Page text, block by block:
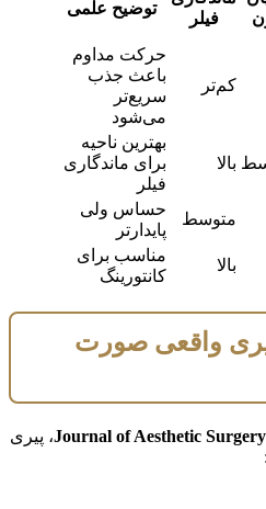
فیلر
توضیح علمی
کم‌تر
حرکت مداوم
باعث جذب
سریع‌تر
می‌شود
بالا
بهترین ناحیه
برای ماندگاری
فیلر
متوسط
حساس ولی
پایدارتر
بالا
مناسب برای
کانتورینگ
واقعی صورت
Journal of Aesthetic Surgery، پیری